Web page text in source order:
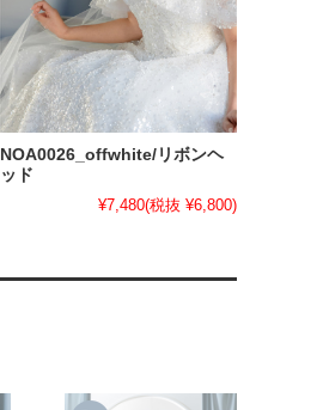
NOA0026_offwhite/リボンヘ
ッド
¥7,480(税抜 ¥6,800)